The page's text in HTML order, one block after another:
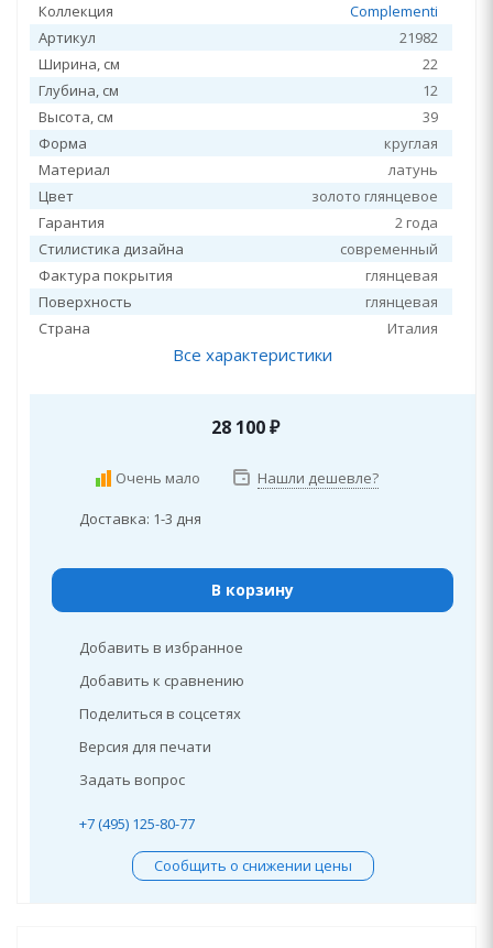
Коллекция
Complementi
Артикул
21982
Ширина, см
22
Глубина, см
12
Высота, см
39
Форма
круглая
Материал
латунь
Цвет
золото глянцевое
Гарантия
2 года
Стилистика дизайна
современный
Фактура покрытия
глянцевая
Поверхность
глянцевая
Страна
Италия
Все характеристики
28 100₽
Очень мало Нашли дешевле?
Доставка: 1-3 дня
В корзину
Добавить в избранное
Добавить к сравнению
Поделиться в соцсетях
Версия для печати
Задать вопрос
+7 (495) 125-80-77
Сообщить о снижении цены